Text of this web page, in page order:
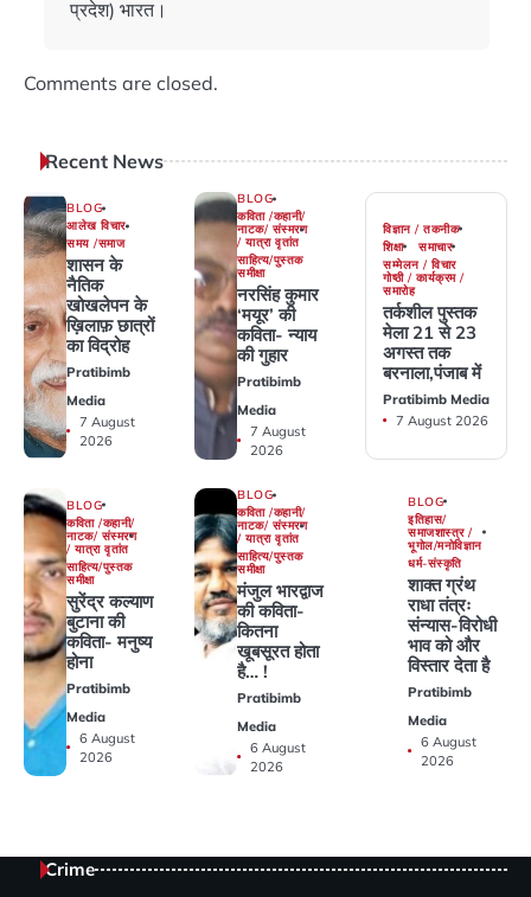
प्रदेश) भारत।
Comments are closed.
Recent News
BLOG
आलेख विचार
समय /समाज
शासन के
नैतिक
खोखलेपन के
ख़िलाफ़ छात्रों
का विद्रोह
Pratibimb
Media
7 August
2026
BLOG
कविता /कहानी/
नाटक/ संस्मरण
/ यात्रा वृतांत
साहित्य/पुस्तक
समीक्षा
नरसिंह कुमार
‘मयूर’ की
कविता- न्याय
की गुहार
Pratibimb
Media
7 August
2026
विज्ञान / तकनीक
शिक्षा
समाचार
सम्मेलन / विचार
गोष्ठी / कार्यक्रम /
समारोह
तर्कशील पुस्तक
मेला 21 से 23
अगस्त तक
बरनाला,पंजाब में
Pratibimb Media
7 August 2026
BLOG
कविता /कहानी/
नाटक/ संस्मरण
/ यात्रा वृतांत
साहित्य/पुस्तक
समीक्षा
सुरेंद्र कल्याण
बुटाना की
कविता- मनुष्य
होना
Pratibimb
Media
6 August
2026
BLOG
कविता /कहानी/
नाटक/ संस्मरण
/ यात्रा वृतांत
साहित्य/पुस्तक
समीक्षा
मंजुल भारद्वाज
की कविता-
कितना
खूबसूरत होता
है… !
Pratibimb
Media
6 August
2026
BLOG
इतिहास/
समाजशास्त्र /
भूगोल/मनोविज्ञान
धर्म-संस्कृति
शाक्त ग्रंथ
राधा तंत्रः
संन्यास-विरोधी
भाव को और
विस्तार देता है
Pratibimb
Media
6 August
2026
Crime